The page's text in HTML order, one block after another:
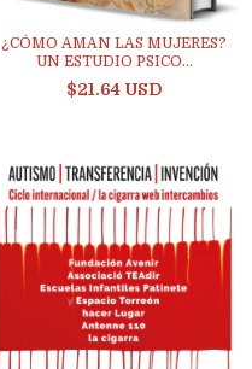
¿CÓMO AMAN LAS MUJERES?
UN ESTUDIO PSICO...
$21.64 USD